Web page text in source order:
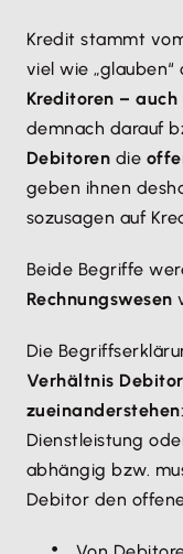
Kredit stammt
viel wie
Kreditoren –
demnach darauf
Debitoren die
geben ihnen
sozusagen auf
Beide Begriffe
Rechnungswesen
Die
Verhältnis
zueinanderstehen
Dienstleistung
abhängig bzw.
Debitor den